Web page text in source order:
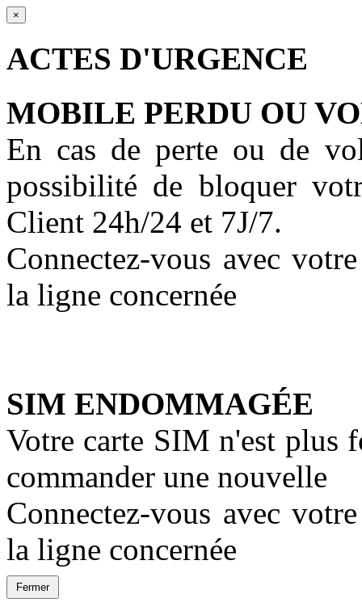
×
ACTES D'URGENCE
MOBILE PERDU OU
En cas de perte ou de
possibilité de bloquer
Client 24h/24 et 7J/7.
Connectez-vous avec
la ligne concernée
SIM ENDOMMAGÉE
Votre carte SIM n'est plus
commander une nouvelle
Connectez-vous avec
la ligne concernée
Fermer